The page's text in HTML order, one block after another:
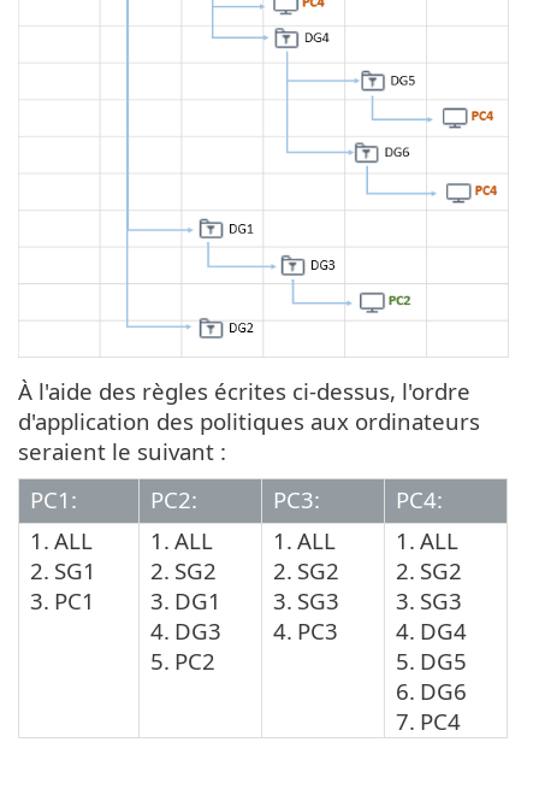
À l'aide des règles écrites ci-dessus, l'ordre
d'application des politiques aux ordinateurs
seraient le suivant :
PC1:
PC2: PC3:
PC4:
1. ALL
2. SG1
3. PC1
1. ALL
2. SG2
3. DG1
4. DG3
5. PC2
1. ALL
2. SG2
3. SG3
4. PC3
1. ALL
2. SG2
3. SG3
4. DG4
5. DG5
6. DG6
7. PC4